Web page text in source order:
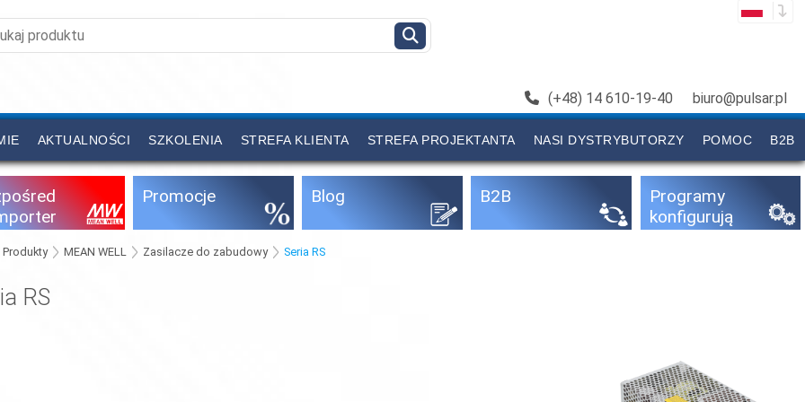
(+48) 14 610-19-40 biuro@pulsar.pl
AKTUALNOŚCI SZKOLENIA STREFA KLIENTA STREFA PROJEKTANTA NASI DYSTRYBUTORZY POMOC B2B
Promocje Blog B2B
Programy
konfigurują
Produkty MEAN WELL Zasilacze do zabudowy Seria RS
RS